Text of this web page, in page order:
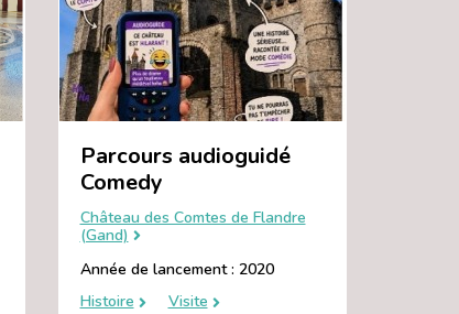
Parcours audioguidé
Comedy
Château des Comtes de Flandre
(Gand)
Année de lancement : 2020
Histoire
Visite